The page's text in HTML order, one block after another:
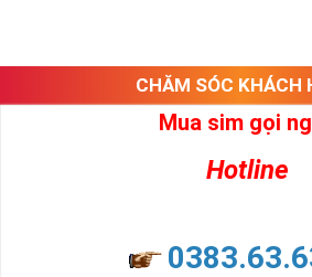
CHĂM SÓC KHÁCH
Mua sim gọi
Hotline